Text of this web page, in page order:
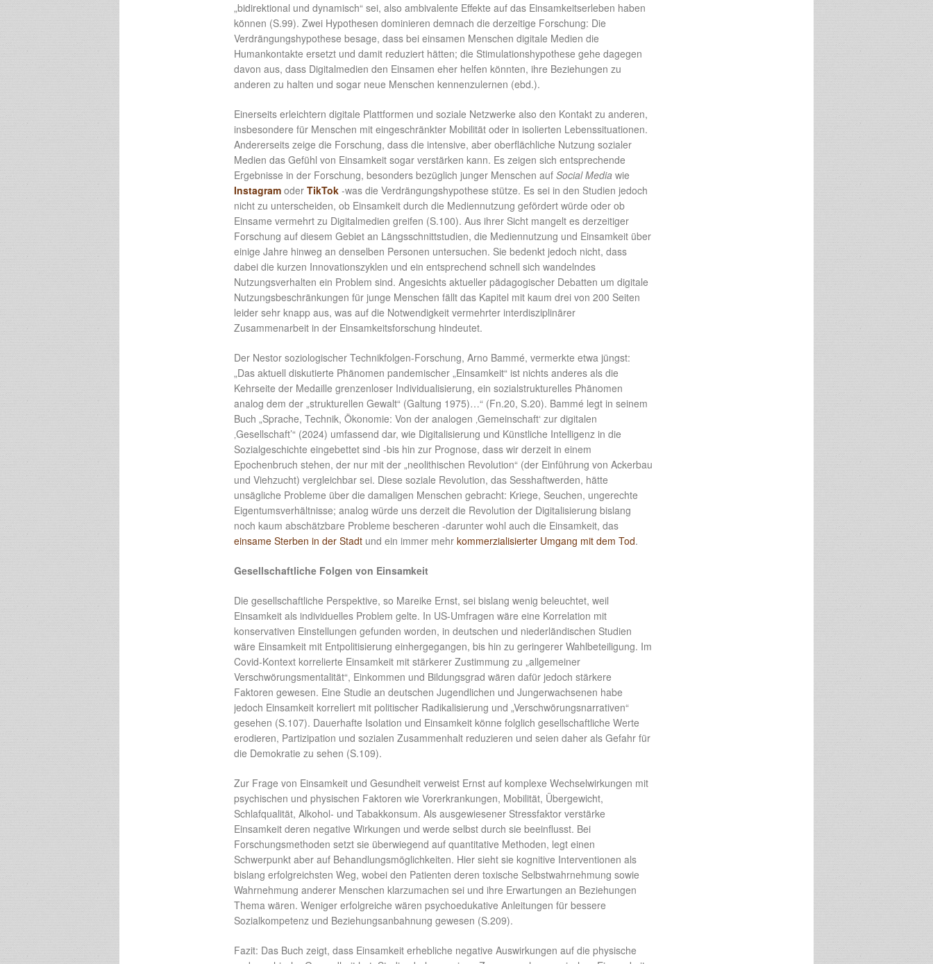
„bidirektional und dynamisch“ sei, also ambivalente Effekte auf das Einsamkeitserleben haben
können (S.99). Zwei Hypothesen dominieren demnach die derzeitige Forschung: Die
Verdrängungshypothese besage, dass bei einsamen Menschen digitale Medien die
Humankontakte ersetzt und damit reduziert hätten; die Stimulationshypothese gehe dagegen
davon aus, dass Digitalmedien den Einsamen eher helfen könnten, ihre Beziehungen zu
anderen zu halten und sogar neue Menschen kennenzulernen (ebd.).
Einerseits erleichtern digitale Plattformen und soziale Netzwerke also den Kontakt zu anderen,
insbesondere für Menschen mit eingeschränkter Mobilität oder in isolierten Lebenssituationen.
Andererseits zeige die Forschung, dass die intensive, aber oberflächliche Nutzung sozialer
Medien das Gefühl von Einsamkeit sogar verstärken kann. Es zeigen sich entsprechende
Ergebnisse in der Forschung, besonders bezüglich junger Menschen auf Social Media wie
Instagram oder TikTok -was die Verdrängungshypothese stütze. Es sei in den Studien jedoch
nicht zu unterscheiden, ob Einsamkeit durch die Mediennutzung gefördert würde oder ob
Einsame vermehrt zu Digitalmedien greifen (S.100). Aus ihrer Sicht mangelt es derzeitiger
Forschung auf diesem Gebiet an Längsschnittstudien, die Mediennutzung und Einsamkeit über
einige Jahre hinweg an denselben Personen untersuchen. Sie bedenkt jedoch nicht, dass
dabei die kurzen Innovationszyklen und ein entsprechend schnell sich wandelndes
Nutzungsverhalten ein Problem sind. Angesichts aktueller pädagogischer Debatten um digitale
Nutzungsbeschränkungen für junge Menschen fällt das Kapitel mit kaum drei von 200 Seiten
leider sehr knapp aus, was auf die Notwendigkeit vermehrter interdisziplinärer
Zusammenarbeit in der Einsamkeitsforschung hindeutet.
Der Nestor soziologischer Technikfolgen-Forschung, Arno Bammé, vermerkte etwa jüngst:
„Das aktuell diskutierte Phänomen pandemischer „Einsamkeit“ ist nichts anderes als die
Kehrseite der Medaille grenzenloser Individualisierung, ein sozialstrukturelles Phänomen
analog dem der „strukturellen Gewalt“ (Galtung 1975)…“ (Fn.20, S.20). Bammé legt in seinem
Buch „Sprache, Technik, Ökonomie: Von der analogen ‚Gemeinschaft‘ zur digitalen
‚Gesellschaft’“ (2024) umfassend dar, wie Digitalisierung und Künstliche Intelligenz in die
Sozialgeschichte eingebettet sind -bis hin zur Prognose, dass wir derzeit in einem
Epochenbruch stehen, der nur mit der „neolithischen Revolution“ (der Einführung von Ackerbau
und Viehzucht) vergleichbar sei. Diese soziale Revolution, das Sesshaftwerden, hätte
unsägliche Probleme über die damaligen Menschen gebracht: Kriege, Seuchen, ungerechte
Eigentumsverhältnisse; analog würde uns derzeit die Revolution der Digitalisierung bislang
noch kaum abschätzbare Probleme bescheren -darunter wohl auch die Einsamkeit, das
einsame Sterben in der Stadt und ein immer mehr kommerzialisierter Umgang mit dem Tod.
Gesellschaftliche Folgen von Einsamkeit
Die gesellschaftliche Perspektive, so Mareike Ernst, sei bislang wenig beleuchtet, weil
Einsamkeit als individuelles Problem gelte. In US-Umfragen wäre eine Korrelation mit
konservativen Einstellungen gefunden worden, in deutschen und niederländischen Studien
wäre Einsamkeit mit Entpolitisierung einhergegangen, bis hin zu geringerer Wahlbeteiligung. Im
Covid-Kontext korrelierte Einsamkeit mit stärkerer Zustimmung zu „allgemeiner
Verschwörungsmentalität“, Einkommen und Bildungsgrad wären dafür jedoch stärkere
Faktoren gewesen. Eine Studie an deutschen Jugendlichen und Jungerwachsenen habe
jedoch Einsamkeit korreliert mit politischer Radikalisierung und „Verschwörungsnarrativen“
gesehen (S.107). Dauerhafte Isolation und Einsamkeit könne folglich gesellschaftliche Werte
erodieren, Partizipation und sozialen Zusammenhalt reduzieren und seien daher als Gefahr für
die Demokratie zu sehen (S.109).
Zur Frage von Einsamkeit und Gesundheit verweist Ernst auf komplexe Wechselwirkungen mit
psychischen und physischen Faktoren wie Vorerkrankungen, Mobilität, Übergewicht,
Schlafqualität, Alkohol- und Tabakkonsum. Als ausgewiesener Stressfaktor verstärke
Einsamkeit deren negative Wirkungen und werde selbst durch sie beeinflusst. Bei
Forschungsmethoden setzt sie überwiegend auf quantitative Methoden, legt einen
Schwerpunkt aber auf Behandlungsmöglichkeiten. Hier sieht sie kognitive Interventionen als
bislang erfolgreichsten Weg, wobei den Patienten deren toxische Selbstwahrnehmung sowie
Wahrnehmung anderer Menschen klarzumachen sei und ihre Erwartungen an Beziehungen
Thema wären. Weniger erfolgreiche wären psychoedukative Anleitungen für bessere
Sozialkompetenz und Beziehungsanbahnung gewesen (S.209).
Fazit: Das Buch zeigt, dass Einsamkeit erhebliche negative Auswirkungen auf die physische